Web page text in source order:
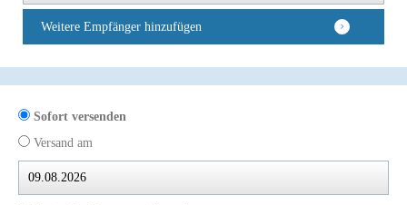
Weitere Empfänger hinzufügen
Sofort versenden
Versand am